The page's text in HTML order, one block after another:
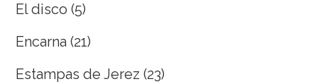
El disco (5)
Encarna (21)
Estampas de Jerez (23)